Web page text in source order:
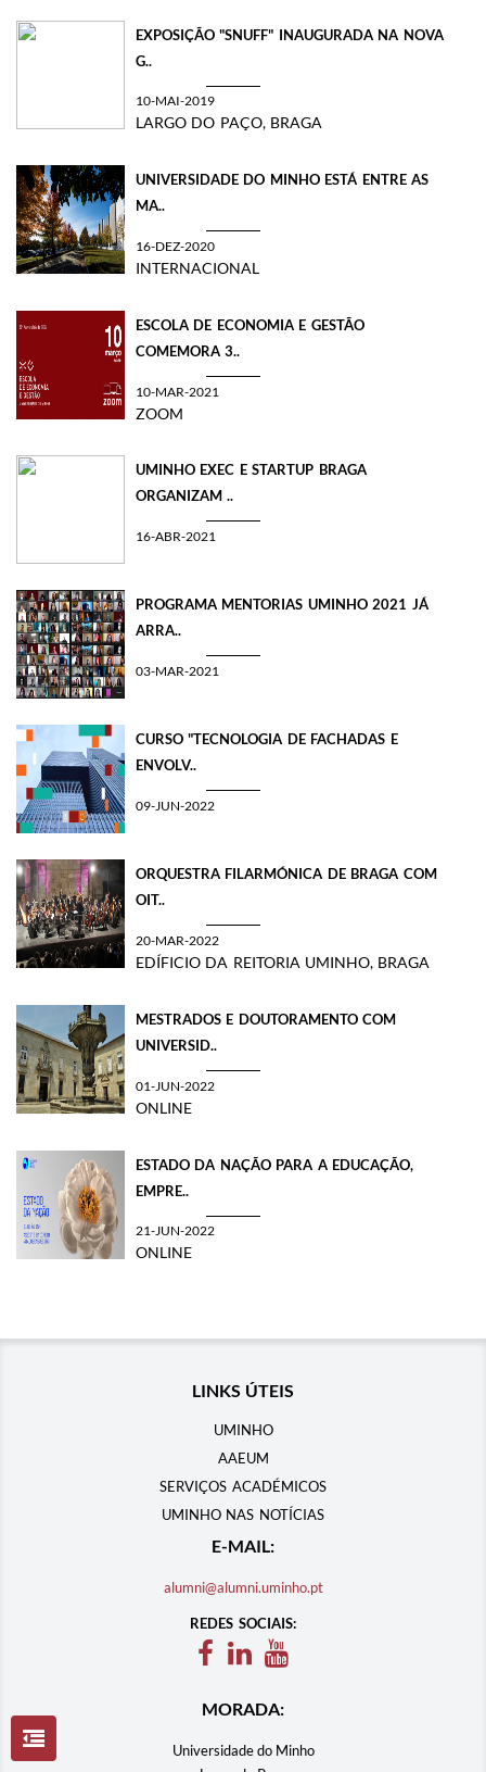
EXPOSIÇÃO "SNUFF" INAUGURADA NA NOVA
G..
10-MAI-2019
LARGO DO PAÇO, BRAGA
UNIVERSIDADE DO MINHO ESTÁ ENTRE AS
MA..
16-DEZ-2020
INTERNACIONAL
ESCOLA DE ECONOMIA E GESTÃO
COMEMORA 3..
10-MAR-2021
ZOOM
UMINHO EXEC E STARTUP BRAGA
ORGANIZAM ..
16-ABR-2021
PROGRAMA MENTORIAS UMINHO 2021 JÁ
ARRA..
03-MAR-2021
CURSO "TECNOLOGIA DE FACHADAS E
ENVOLV..
09-JUN-2022
ORQUESTRA FILARMÓNICA DE BRAGA COM
OIT..
20-MAR-2022
EDÍFICIO DA REITORIA UMINHO, BRAGA
MESTRADOS E DOUTORAMENTO COM
UNIVERSID..
01-JUN-2022
ONLINE
ESTADO DA NAÇÃO PARA A EDUCAÇÃO,
EMPRE..
21-JUN-2022
ONLINE
LINKS ÚTEIS
UMINHO
AAEUM
SERVIÇOS ACADÉMICOS
UMINHO NAS NOTÍCIAS
E-MAIL:
alumni@alumni.uminho.pt
REDES SOCIAIS:
MORADA:
Universidade do Minho